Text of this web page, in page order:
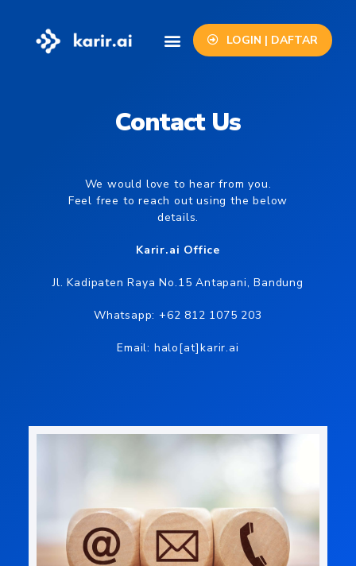
LOGIN | DAFTAR
Contact Us
We would love to hear from you.
Feel free to reach out using the below
details.
Karir.ai Office
Jl. Kadipaten Raya No.15 Antapani, Bandung
Whatsapp: +62 812 1075 203
Email: halo[at]karir.ai